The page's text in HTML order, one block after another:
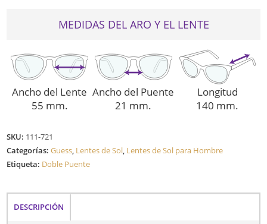
MEDIDAS DEL ARO Y EL LENTE
Ancho del Lente
55 mm.
Ancho del Puente
21 mm.
Longitud
140 mm.
SKU: 111-721
Categorías:Guess, Lentes de Sol, Lentes de Sol para Hombre
Etiqueta: Doble Puente
DESCRIPCIÓN